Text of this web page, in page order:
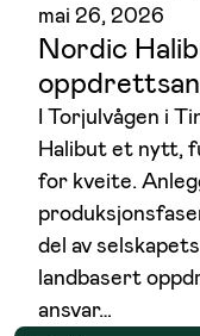
mai 26, 2026
Nordic
I Torjulvågen i
Halibut et nytt,
for kveite.
del av
landbasert
ansvar…